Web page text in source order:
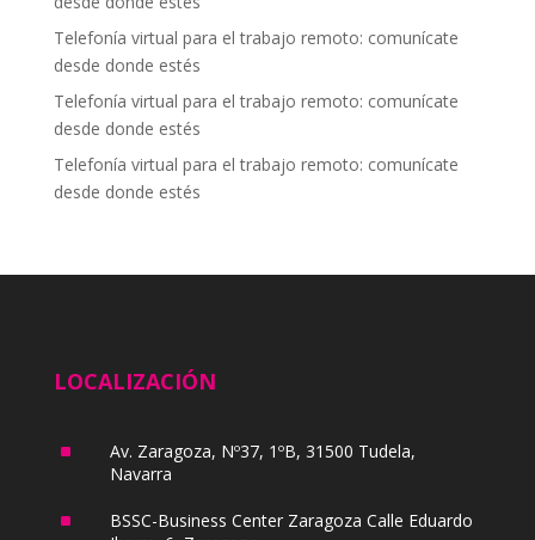
Telefonía virtual para el trabajo remoto: comunícate
desde donde estés
Telefonía virtual para el trabajo remoto: comunícate
desde donde estés
Telefonía virtual para el trabajo remoto: comunícate
desde donde estés
LOCALIZACIÓN
^
Av. Zaragoza, Nº37, 1ºB, 31500 Tudela,
Navarra
^
BSSC-Business Center Zaragoza Calle Eduardo